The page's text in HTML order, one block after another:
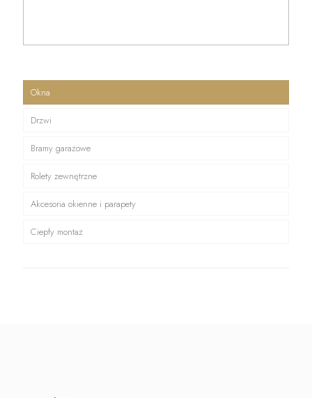
Okna
Drzwi
Bramy garażowe
Rolety zewnętrzne
Akcesoria okienne i parapety
Ciepły montaż